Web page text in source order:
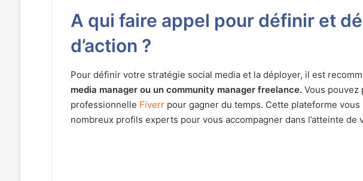
A qui faire appel pour définir et
d’action ?
Pour définir votre stratégie social media et la déployer, il est
media manager ou un community manager freelance.Vous pouvez
professionnelle Fiverrpour gagner du temps. Cette plateforme
nombreux profils experts pour vous accompagner dans l’atteinte de